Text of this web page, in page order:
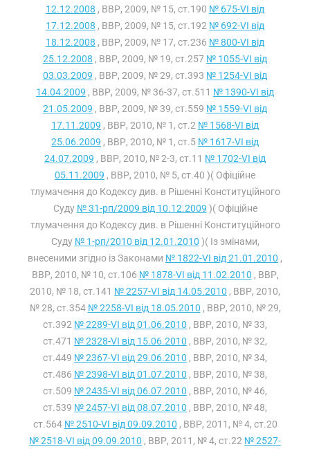
12.12.2008 , ВВР, 2009, № 15, ст.190 № 675-VI від
17.12.2008 , ВВР, 2009, № 15, ст.192 № 692-VI від
18.12.2008 , ВВР, 2009, № 17, ст.236 № 800-VI від
25.12.2008 , ВВР, 2009, № 19, ст.257 № 1055-VI від
03.03.2009 , ВВР, 2009, № 29, ст.393 № 1254-VI від
14.04.2009 , ВВР, 2009, № 36-37, ст.511 № 1390-VI від
21.05.2009 , ВВР, 2009, № 39, ст.559 № 1559-VI від
17.11.2009 , ВВР, 2010, № 1, ст.2 № 1568-VI від
25.06.2009 , ВВР, 2010, № 1, ст.5 № 1617-VI від
24.07.2009 , ВВР, 2010, № 2-3, ст.11 № 1702-VI від
05.11.2009 , ВВР, 2010, № 5, ст.40 )( Офіційне
тлумачення до Кодексу див. в Рішенні Конституційного
Суду № 31-рп/2009 від 10.12.2009 )( Офіційне
тлумачення до Кодексу див. в Рішенні Конституційного
Суду № 1-рп/2010 від 12.01.2010 )( Із змінами,
внесеними згідно із Законами № 1822-VI від 21.01.2010 ,
ВВР, 2010, № 10, ст.106 № 1878-VI від 11.02.2010 , ВВР,
2010, № 18, ст.141 № 2257-VI від 14.05.2010 , ВВР, 2010,
№ 28, ст.354 № 2258-VI від 18.05.2010 , ВВР, 2010, № 29,
ст.392 № 2289-VI від 01.06.2010 , ВВР, 2010, № 33,
ст.471 № 2328-VI від 15.06.2010 , ВВР, 2010, № 32,
ст.449 № 2367-VI від 29.06.2010 , ВВР, 2010, № 34,
ст.486 № 2398-VI від 01.07.2010 , ВВР, 2010, № 38,
ст.509 № 2435-VI від 06.07.2010 , ВВР, 2010, № 46,
ст.539 № 2457-VI від 08.07.2010 , ВВР, 2010, № 48,
ст.564 № 2510-VI від 09.09.2010 , ВВР, 2011, № 4, ст.20
№ 2518-VI від 09.09.2010 , ВВР, 2011, № 4, ст.22 № 2527-